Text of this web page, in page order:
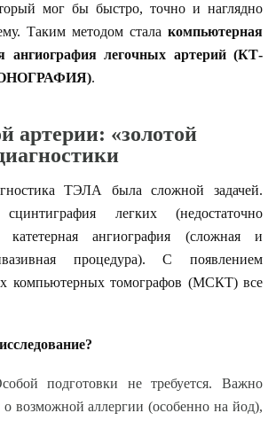
мог бы быстро, точно и наглядно
Таким методом стала компьютерная
ангиография легочных артерий (КТ-
.
артерии: «золотой
ТЭЛА была сложной задачей.
сцинтиграфия легких (недостаточно
катетерная ангиография (сложная и
процедура). С появлением
компьютерных томографов (МСКТ) все
подготовки не требуется. Важно
о возможной аллергии (особенно на йод),